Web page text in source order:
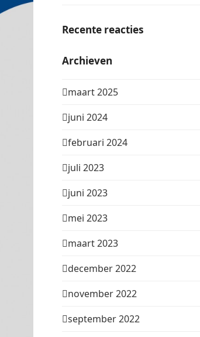
Recente reacties
Archieven
maart 2025
juni 2024
februari 2024
juli 2023
juni 2023
mei 2023
maart 2023
december 2022
november 2022
september 2022